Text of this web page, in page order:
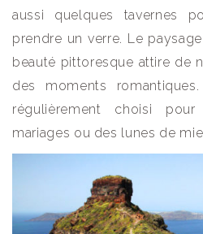
aussi quelques tavernes
prendre un verre. Le
beauté pittoresque attire de
des moments
régulièrement choisi
mariages ou des lunes de